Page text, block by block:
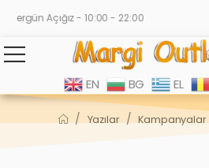
Hergün Açığız - 10:00 - 22:00
EN BG EL
/ Yazılar / Kampanyalar